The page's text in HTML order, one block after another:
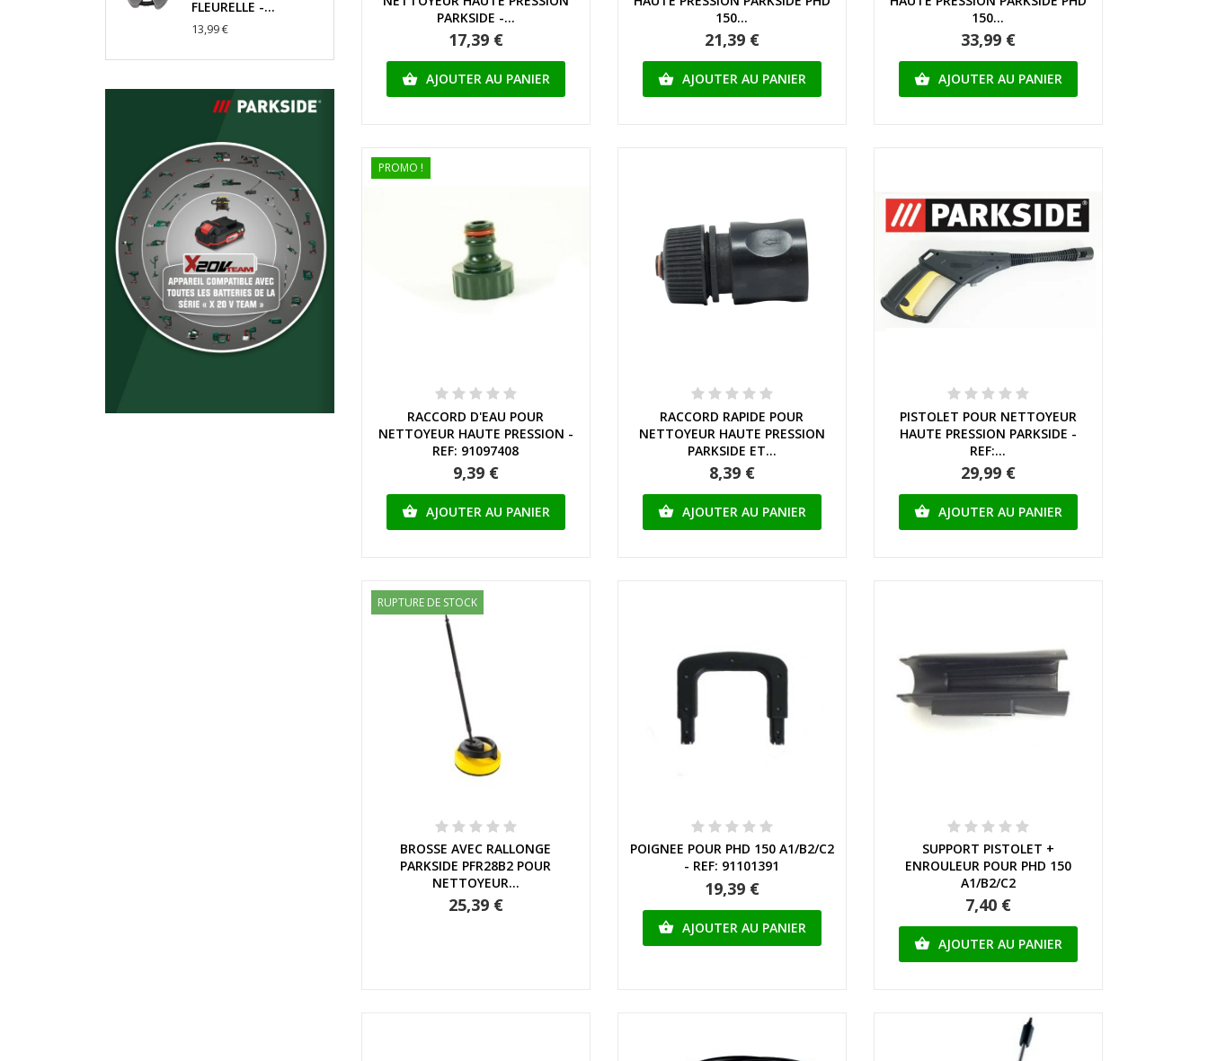
FLEURELLE -...
13,99 €
PARKSIDE -...
17,39 €
 AJOUTER AU PANIER
150...
21,39 €
 AJOUTER AU PANIER
150...
33,99 €
 AJOUTER AU PANIER
PROMO !
Aperçu rapide
RACCORD D'EAU POUR
NETTOYEUR HAUTE PRESSION -
REF: 91097408
9,39 €
 AJOUTER AU PANIER
Aperçu rapide
RACCORD RAPIDE POUR
NETTOYEUR HAUTE PRESSION
PARKSIDE ET...
8,39 €
 AJOUTER AU PANIER
Aperçu rapide
PISTOLET POUR NETTOYEUR
HAUTE PRESSION PARKSIDE -
REF:...
29,99 €
 AJOUTER AU PANIER
RUPTURE DE STOCK
Aperçu rapide
BROSSE AVEC RALLONGE
PARKSIDE PFR28B2 POUR
NETTOYEUR...
25,39 €
Aperçu rapide
POIGNEE POUR PHD 150 A1/B2/C2
- REF: 91101391
19,39 €
 AJOUTER AU PANIER
Aperçu rapide
SUPPORT PISTOLET +
ENROULEUR POUR PHD 150
A1/B2/C2
7,40 €
 AJOUTER AU PANIER